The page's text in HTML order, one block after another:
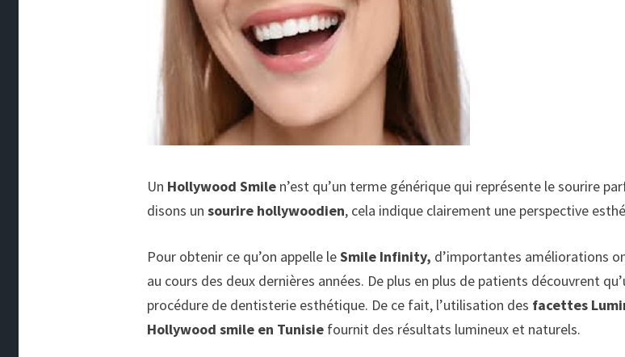
Un Hollywood Smile n’est qu’un terme générique qui représente le sourire
disons unsourire hollywoodien, cela indique clairement une perspective
Pour obtenir ce qu’on appelle leSmile Infinity, d’importantes améliorations
au cours des deux dernières années. De plus en plus de patients découvrent
procédure de dentisterie esthétique. De ce fait, l’utilisation des facettes
Hollywood smile en Tunisie fournit des résultats lumineux et naturels.